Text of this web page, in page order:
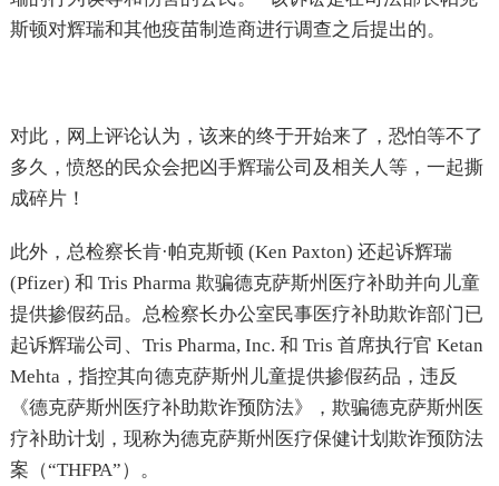
斯顿对辉瑞和其他疫苗制造商进行调查之后提出的。
对此，网上评论认为，该来的终于开始来了，恐怕等不了
多久，愤怒的民众会把凶手辉瑞公司及相关人等，一起撕
成碎片！
此外，总检察长肯·帕克斯顿 (Ken Paxton) 还起诉辉瑞
(Pfizer) 和 Tris Pharma 欺骗德克萨斯州医疗补助并向儿童
提供掺假药品。总检察长办公室民事医疗补助欺诈部门已
起诉辉瑞公司、Tris Pharma, Inc. 和 Tris 首席执行官 Ketan
Mehta，指控其向德克萨斯州儿童提供掺假药品，违反
《德克萨斯州医疗补助欺诈预防法》，欺骗德克萨斯州医
疗补助计划，现称为德克萨斯州医疗保健计划欺诈预防法
案（“THFPA”）。